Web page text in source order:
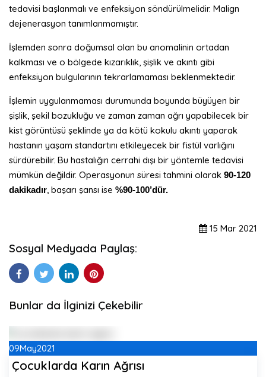
tedavisi başlanmalı ve enfeksiyon söndürülmelidir. Malign
dejenerasyon tanımlanmamıştır.
İşlemden sonra doğumsal olan bu anomalinin ortadan
kalkması ve o bölgede kızarıklık, şişlik ve akıntı gibi
enfeksiyon bulgularının tekrarlamaması beklenmektedir.
İşlemin uygulanmaması durumunda boyunda büyüyen bir
şişlik, şekil bozukluğu ve zaman zaman ağrı yapabilecek bir
kist görüntüsü şeklinde ya da kötü kokulu akıntı yaparak
hastanın yaşam standartını etkileyecek bir fistül varlığını
sürdürebilir. Bu hastalığın cerrahi dışı bir yöntemle tedavisi
mümkün değildir. Operasyonun süresi tahmini olarak 90-120
dakikadır , başarı şansı ise %90-100’dür.
15 Mar 2021
Sosyal Medyada Paylaş:
Bunlar da İlginizi Çekebilir
09May2021
Çocuklarda Karın Ağrısı